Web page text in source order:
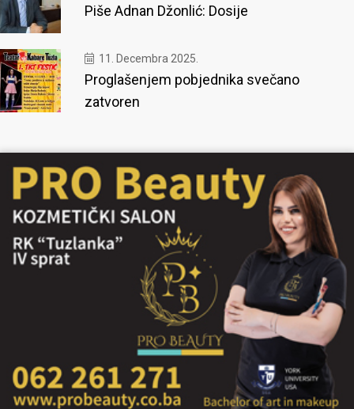
Piše Adnan Džonlić: Dosije
11. Decembra 2025.
Proglašenjem pobjednika svečano
zatvoren